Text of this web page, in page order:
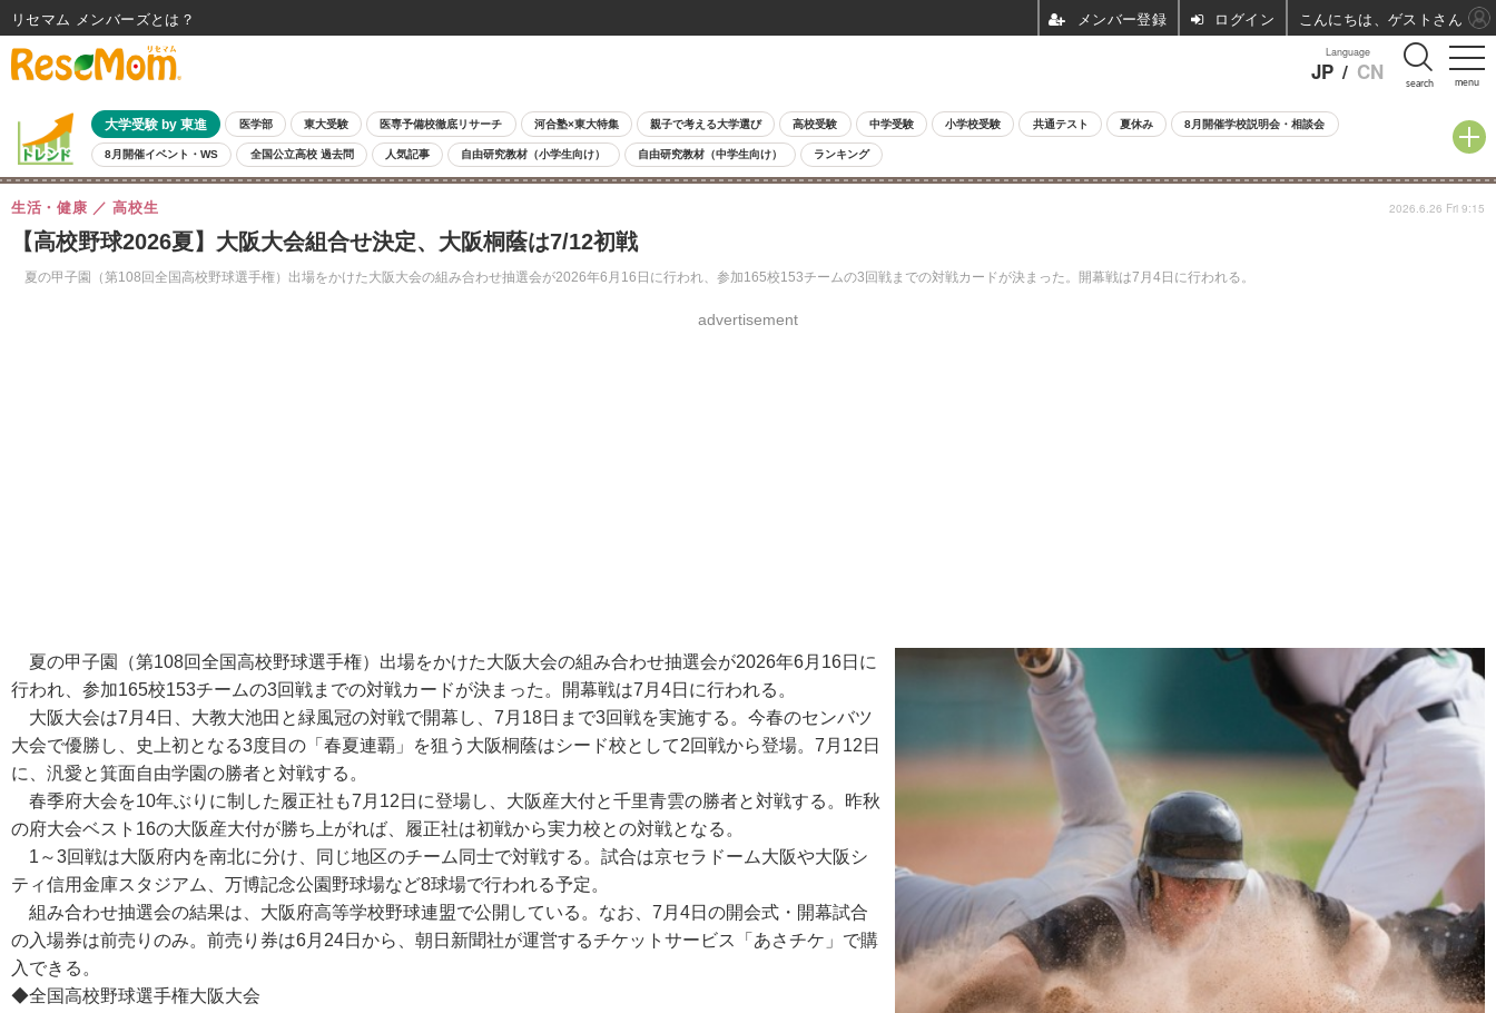
menu
Language
JP / CN search
大学受験 by 東進 医学部 東大受験 医専予備校徹底リサーチ 河合塾×東大特集 親子で考える大学選び 高校受験 中学受験 小学校受験 共通テスト 夏休み 8月開催学校説明会・相談会
8月開催イベント・WS 全国公立高校 過去問 人気記事 自由研究教材（小学生向け） 自由研究教材（中学生向け） ランキング
【高校野球2026夏】大阪大会組合せ決定、大阪桐蔭は7/12初戦
夏の甲子園（第108回全国高校野球選手権）出場をかけた大阪大会の組み合わせ抽選会が2026年6月16日に行われ、参加165校153チームの3回戦までの対戦カードが決まった。開幕戦は7月4日に行われる。
生活・健康 高校生
advertisement
2026.6.26 Fri 9:15
夏の甲子園（第108回全国高校野球選手権）出場をかけた大阪大会の組み合わせ抽選会が2026年6月16日に
行われ、参加165校153チームの3回戦までの対戦カードが決まった。開幕戦は7月4日に行われる。
大阪大会は7月4日、大教大池田と緑風冠の対戦で開幕し、7月18日まで3回戦を実施する。今春のセンバツ
大会で優勝し、史上初となる3度目の「春夏連覇」を狙う大阪桐蔭はシード校として2回戦から登場。7月12日
に、汎愛と箕面自由学園の勝者と対戦する。
春季府大会を10年ぶりに制した履正社も7月12日に登場し、大阪産大付と千里青雲の勝者と対戦する。昨秋
の府大会ベスト16の大阪産大付が勝ち上がれば、履正社は初戦から実力校との対戦となる。
1～3回戦は大阪府内を南北に分け、同じ地区のチーム同士で対戦する。試合は京セラドーム大阪や大阪シ
ティ信用金庫スタジアム、万博記念公園野球場など8球場で行われる予定。
組み合わせ抽選会の結果は、大阪府高等学校野球連盟で公開している。なお、7月4日の開会式・開幕試合
の入場券は前売りのみ。前売り券は6月24日から、朝日新聞社が運営するチケットサービス「あさチケ」で購
入できる。
◆全国高校野球選手権大阪大会
リセマム メンバーズ ログイン こんにちは、ゲストさん